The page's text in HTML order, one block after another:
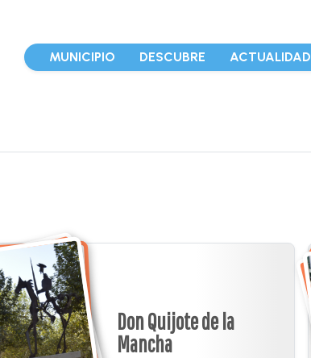
MUNICIPIO DESCUBRE ACTUALIDAD
Don Quijote de la
Mancha